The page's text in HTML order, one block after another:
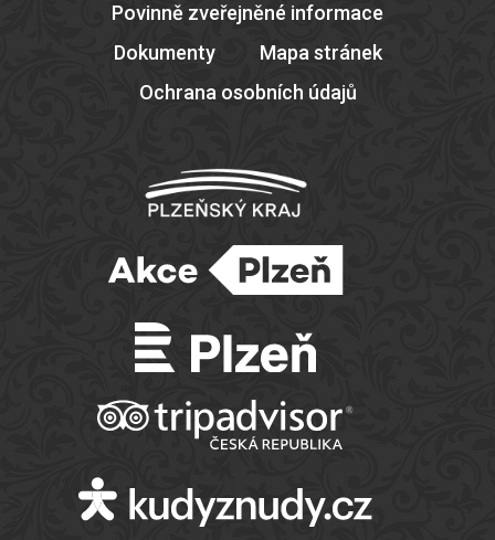
Povinně zveřejněné informace
Dokumenty
Mapa stránek
Ochrana osobních údajů